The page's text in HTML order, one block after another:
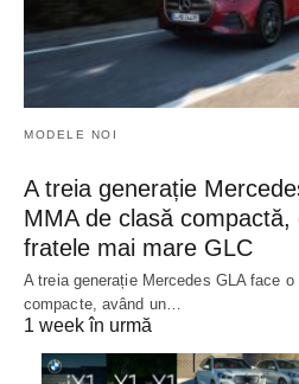
MODELE NOI
A treia generație
MMA de clasă
fratele mai mare GLC
A treia generație Mercedes GLA face
compacte, având un…
1 week în urmă